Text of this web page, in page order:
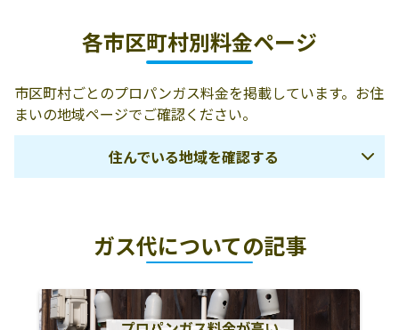
田原液化瓦斯
田原市田原町柳
町6
0531-22-6185
川澄燃料店
田原市田原町本
町18-2
0531-22-0430
田原市福江町堂
前3-5
0531-33-1055
田原町松下9-20
田原町松下9-20
各市区町村別料金ページ
市区町村ごとのプロパンガス料金を掲載しています。お住
まいの地域ページでご確認ください。
住んでいる地域を確認する
犬山市
江南市
岩倉市
豊明市 日進市
ガス代についての記事